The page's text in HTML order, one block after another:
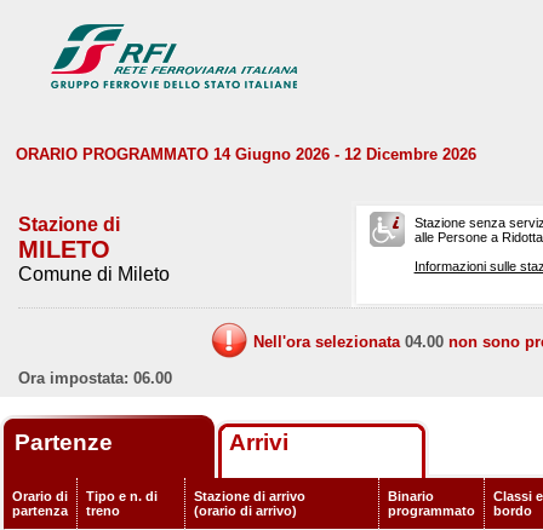
ORARIO PROGRAMMATO 14 Giugno 2026 - 12 Dicembre 2026
Stazione di
MILETO
Comune di Mileto
Stazione senza
alle Persone a
Informazioni sulle
Nell'ora selezionata 04.00 non sono
Ora impostata: 06.00
Partenze Arrivi
Orario di
partenza
Tipo e n. di
treno
Stazione di arrivo
(orario di arrivo)
Binario
programmato
Classi
bordo